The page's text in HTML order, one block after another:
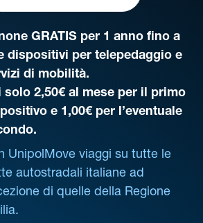
GRATIS per 1 anno fino a
dispositivi per telepedaggio e
di mobilità.
solo 2,50€ al mese per il primo
e 1,00€ per l’eventuale
UnipolMove viaggi su tutte le
autostradali italiane ad
di quelle della Regione